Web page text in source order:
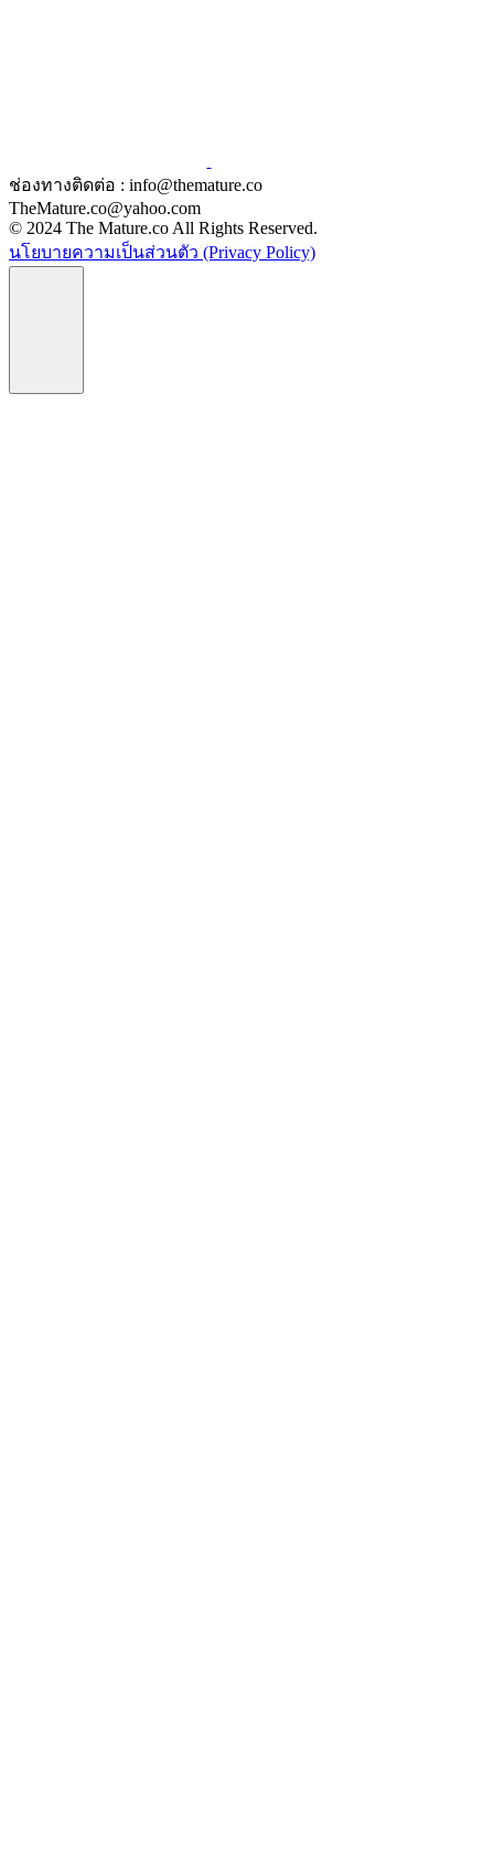
ช่องทางติดต่อ : info@themature.co
TheMature.co@yahoo.com
© 2024 The Mature.co All Rights Reserved.
นโยบายความเป็นส่วนตัว (Privacy Policy)